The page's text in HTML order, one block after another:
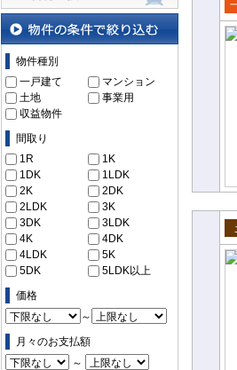
沿線・駅から探す
物件の条件で絞り込む
物件種別
一戸建て
マンション
土地
事業用
収益物件
間取り
1R
1K
1DK
1LDK
2K
2DK
2LDK
3K
3DK
3LDK
4K
4DK
4LDK
5K
5DK
5LDK以上
価格
～
月々のお支払額
～
て